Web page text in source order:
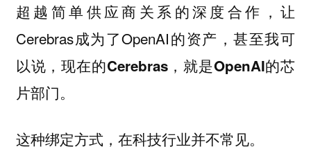
超越简单供应商关系的深度合作，让
Cerebras成为了OpenAI的资产，甚至我可
以说 ，现在的Cerebras，就是OpenAI的芯
片部门。
这种绑定方式，在科技行业并不常见。